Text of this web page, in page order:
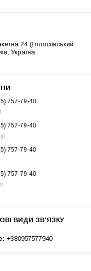
24 (Голосіівський
Україна
757-79-40
757-79-40
757-79-40
757-79-40
+380957577940